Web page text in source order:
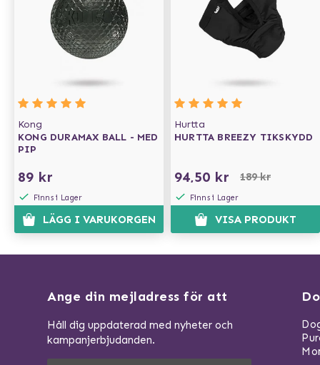
Kong
KONG DURAMAX BALL - MED
PIP
89 kr
Finns i Lager
LÄGG I VARUKORGEN
Hurtta
HURTTA BREEZY TIKSKYDD
94,50 kr 189 kr
Finns i Lager
VISA PRODUKT
Ange din mejladress för att
Håll dig uppdaterad med nyheter och
kampanjerbjudanden.